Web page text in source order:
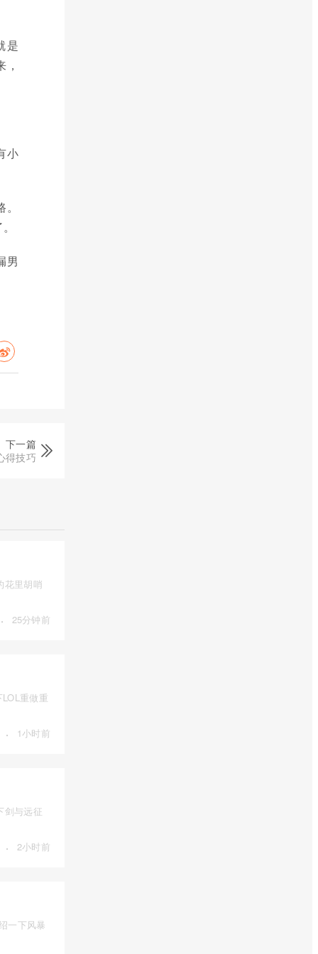
是
小
男
下一篇
得技巧
花里胡哨
· 25分钟前
重做重
· 1小时前
剑与远征
· 2小时前
一下风暴